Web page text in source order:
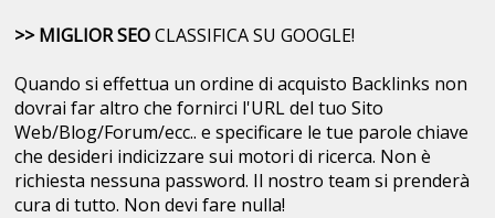
>> MIGLIOR SEOCLASSIFICA SU GOOGLE!
Quando si effettua un ordine di acquisto Backlinks non
dovrai far altro che fornirci l'URL del tuo Sito
Web/Blog/Forum/ecc.. e specificare le tue parole chiave
che desideri indicizzare sui motori di ricerca. Non è
richiesta nessuna password. Il nostro team si prenderà
cura di tutto. Non devi fare nulla!